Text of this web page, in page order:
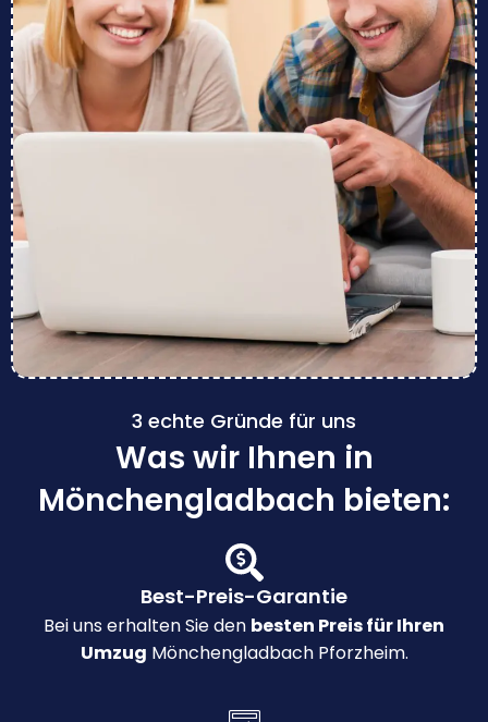
3 echte Gründe für uns
Was wir Ihnen in
Mönchengladbach bieten:
Best-Preis-Garantie
Bei uns erhalten Sie den besten Preis für Ihren
Umzug Mönchengladbach Pforzheim.